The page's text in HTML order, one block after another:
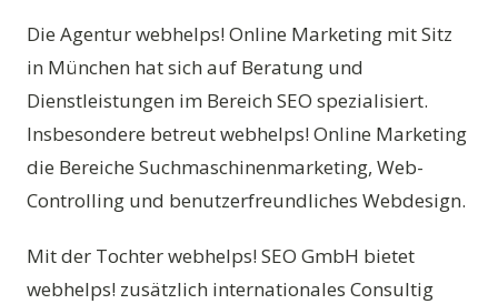
Die Agentur webhelps! Online Marketing mit Sitz
in München hat sich auf Beratung und
Dienstleistungen im Bereich SEO spezialisiert.
Insbesondere betreut webhelps! Online Marketing
die Bereiche Suchmaschinenmarketing, Web-
Controlling und benutzerfreundliches Webdesign.
Mit der Tochter webhelps! SEO GmbH bietet
webhelps! zusätzlich internationales Consultig